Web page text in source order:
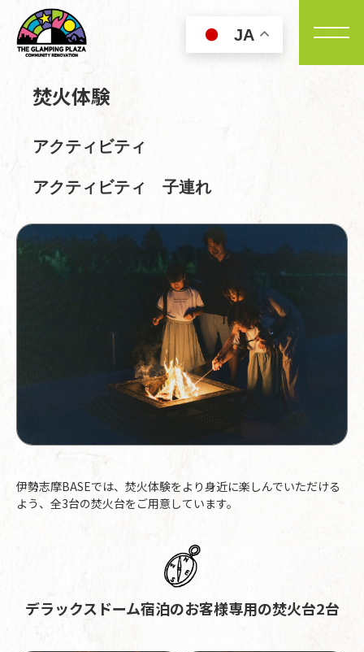
焚火体験
アクティビティ
アクティビティ 子連れ
伊勢志摩BASEでは、焚火体験をより身近に楽しんでいただける
よう、全3台の焚火台をご用意しています。
デラックスドーム宿泊のお客様専用の焚火台2台
JA